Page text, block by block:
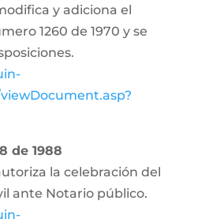
y adiciona el
1260 de 1970 y se
de 1988
la celebración del
ante Notario público.